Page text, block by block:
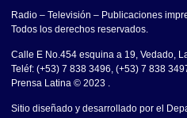
Radio – Televisión – Publicaciones
Todos los derechos reservados.
Calle E No.454 esquina a 19, Vedado,
Teléf: (+53) 7 838 3496, (+53) 7 838
Prensa Latina © 2023 .
Sitio diseñado y desarrollado por el